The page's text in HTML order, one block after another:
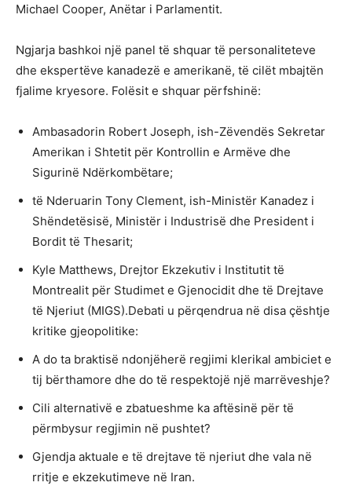
Michael Cooper, Anëtar i Parlamentit.
Ngjarja bashkoi një panel të shquar të personaliteteve
dhe ekspertëve kanadezë e amerikanë, të cilët mbajtën
fjalime kryesore. Folësit e shquar përfshinë:
Ambasadorin Robert Joseph, ish-Zëvendës Sekretar
Amerikan i Shtetit për Kontrollin e Armëve dhe
Sigurinë Ndërkombëtare;
të Nderuarin Tony Clement, ish-Ministër Kanadez i
Shëndetësisë, Ministër i Industrisë dhe President i
Bordit të Thesarit;
Kyle Matthews, Drejtor Ekzekutiv i Institutit të
Montrealit për Studimet e Gjenocidit dhe të Drejtave
të Njeriut (MIGS).Debati u përqendrua në disa çështje
kritike gjeopolitike:
A do ta braktisë ndonjëherë regjimi klerikal ambiciet e
tij bërthamore dhe do të respektojë një marrëveshje?
Cili alternativë e zbatueshme ka aftësinë për të
përmbysur regjimin në pushtet?
Gjendja aktuale e të drejtave të njeriut dhe vala në
rritje e ekzekutimeve në Iran.